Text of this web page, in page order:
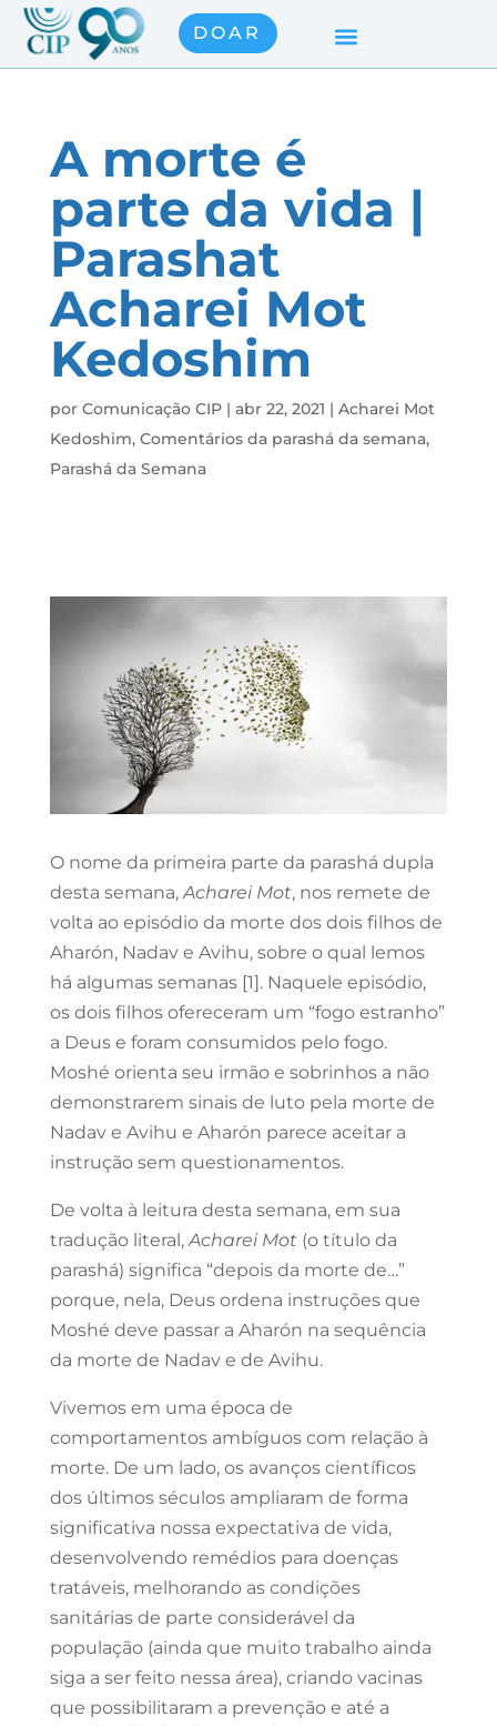
DOAR
A morte é
parte da vida |
Parashat
Acharei Mot
Kedoshim
por Comunicação CIP| abr 22, 2021 | Acharei Mot
Kedoshim, Comentários da parashá da semana,
Parashá da Semana
O nome da primeira parte da parashá dupla
desta semana,Acharei Mot, nos remete de
volta ao episódio da morte dos dois filhos de
Aharón, Nadav e Avihu, sobre o qual lemos
há algumas semanas [1]. Naquele episódio,
os dois filhos ofereceram um “fogo estranho”
a Deus e foram consumidos pelo fogo.
Moshé orienta seu irmão e sobrinhos a não
demonstrarem sinais de luto pela morte de
Nadav e Avihu e Aharón parece aceitar a
instrução sem questionamentos.
De volta à leitura desta semana, em sua
tradução literal,Acharei Mot (o título da
parashá) significa “depois da morte de…”
porque, nela, Deus ordena instruções que
Moshé deve passar a Aharón na sequência
da morte de Nadav e de Avihu.
Vivemos em uma época de
comportamentos ambíguos com relação à
morte. De um lado, os avanços científicos
dos últimos séculos ampliaram de forma
significativa nossa expectativa de vida,
desenvolvendo remédios para doenças
tratáveis, melhorando as condições
sanitárias de parte considerável da
população (ainda que muito trabalho ainda
siga a ser feito nessa área), criando vacinas
que possibilitaram a prevenção e até a